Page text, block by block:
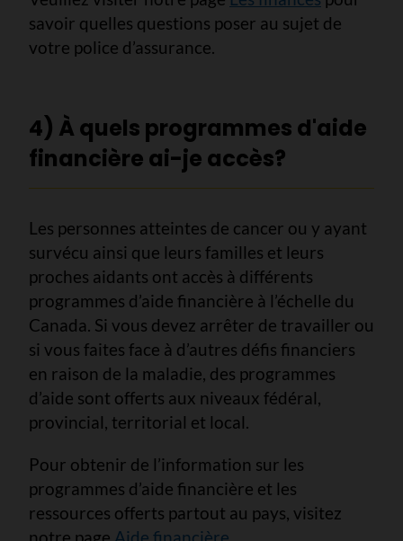
savoir quelles questions poser au sujet de
votre police d’assurance.
4) À quels programmes d'aide
financière ai-je accès?
Les personnes atteintes de cancer ou y ayant
survécu ainsi que leurs familles et leurs
proches aidants ont accès à différents
programmes d’aide financière à l’échelle du
Canada. Si vous devez arrêter de travailler ou
si vous faites face à d’autres défis financiers
en raison de la maladie, des programmes
d’aide sont offerts aux niveaux fédéral,
provincial, territorial et local.
Pour obtenir de l’information sur les
programmes d’aide financière et les
ressources offerts partout au pays, visitez